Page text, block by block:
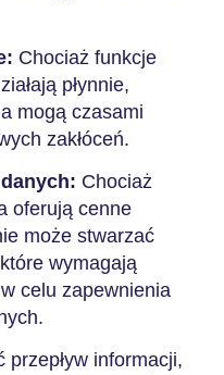
Chociaż funkcje
płynnie,
mogą czasami
zakłóceń.
Chociaż
oferują cenne
może stwarzać
wymagają
celu zapewnienia
informacji,